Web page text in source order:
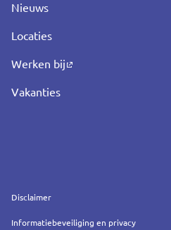
Nieuws
Locaties
Werken bij
Vakanties
Service
Disclaimer
Informatiebeveiliging en privacy